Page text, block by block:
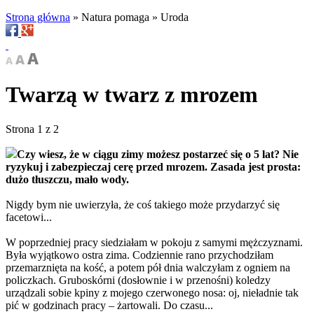
Strona główna » Natura pomaga » Uroda
Twarzą w twarz z mrozem
Strona 1 z 2
Czy wiesz, że w ciągu zimy możesz postarzeć się o 5 lat? Nie
ryzykuj i zabezpieczaj cerę przed mrozem. Zasada jest prosta:
dużo tłuszczu, mało wody.
Nigdy bym nie uwierzyła, że coś takiego może przydarzyć się
facetowi...
W poprzedniej pracy siedziałam w pokoju z samymi mężczyznami.
Była wyjątkowo ostra zima. Codziennie rano przychodziłam
przemarznięta na kość, a potem pół dnia walczyłam z ogniem na
policzkach. Gruboskórni (dosłownie i w przenośni) koledzy
urządzali sobie kpiny z mojego czerwonego nosa: oj, nieładnie tak
pić w godzinach pracy – żartowali. Do czasu...